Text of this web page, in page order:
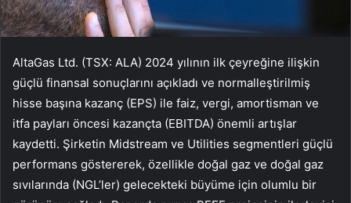
AltaGas Ltd. (TSX: ALA) 2024 yılının ilk çeyreğine ilişkin
güçlü finansal sonuçlarını açıkladı ve normalleştirilmiş
hisse başına kazanç (EPS) ile faiz, vergi, amortisman ve
itfa payları öncesi kazançta (EBITDA) önemli artışlar
kaydetti. Şirketin Midstream ve Utilities segmentleri güçlü
performans göstererek, özellikle doğal gaz ve doğal gaz
sıvılarında (NGL’ler) gelecekteki büyüme için olumlu bir